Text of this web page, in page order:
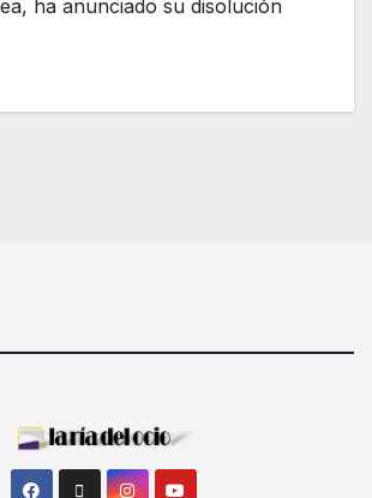
ha anunciado su disolución